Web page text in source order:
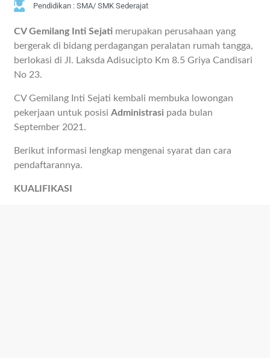
Pendidikan : SMA/ SMK Sederajat
CV Gemilang Inti Sejati merupakan perusahaan yang
bergerak di bidang perdagangan peralatan rumah tangga,
berlokasi di Jl. Laksda Adisucipto Km 8.5 Griya Candisari
No 23.
CV Gemilang Inti Sejati kembali membuka lowongan
pekerjaan untuk posisiAdministrasi pada bulan
September 2021.
Berikut informasi lengkap mengenai syarat dan cara
pendaftarannya.
KUALIFIKASI